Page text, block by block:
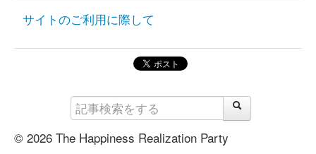
サイトのご利用に際して
© 2026 The Happiness Realization Party